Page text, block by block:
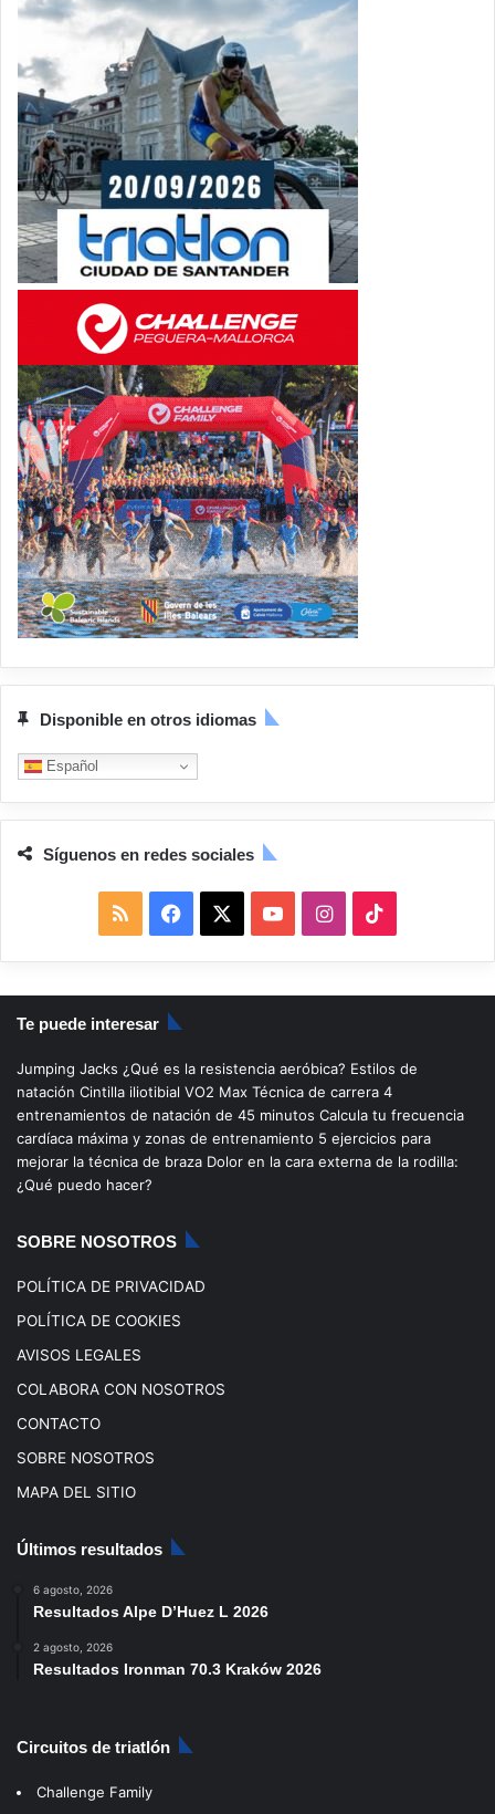
Disponible en otros idiomas
Español
Síguenos en redes sociales
S
S
a
c
b
o
o
u
u
b
I
n
s
a
g
i
k
o
k
Te puede interesar
Jumping Jacks ¿Qué es la resistencia aeróbica? Estilos de
natación Cintilla iliotibial VO2 Max Técnica de carrera 4
entrenamientos de natación de 45 minutos Calcula tu frecuencia
cardíaca máxima y zonas de entrenamiento 5 ejercicios para
mejorar la técnica de braza Dolor en la cara externa de la rodilla:
¿Qué puedo hacer?
SOBRE NOSOTROS
POLÍTICA DE PRIVACIDAD
POLÍTICA DE COOKIES
AVISOS LEGALES
COLABORA CON NOSOTROS
CONTACTO
SOBRE NOSOTROS
MAPA DEL SITIO
Últimos resultados
6 agosto, 2026
Resultados Alpe D’Huez L 2026
2 agosto, 2026
Resultados Ironman 70.3 Kraków 2026
Circuitos de triatlón
Challenge Family